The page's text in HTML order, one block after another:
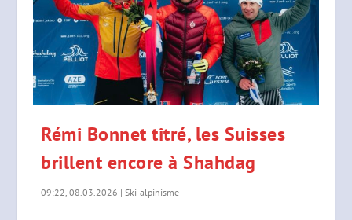
Rémi Bonnet titré, les Suisses
brillent encore à Shahdag
09:22, 08.03.2026 |Ski-alpinisme